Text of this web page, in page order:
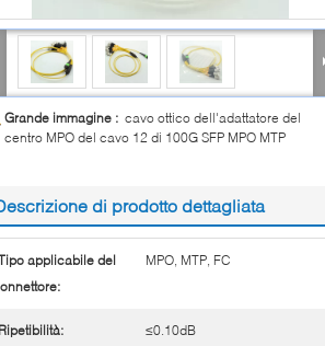
Grande immagine : cavo ottico dell'adattatore del
centro MPO del cavo 12 di 100G SFP MPO MTP
di prodotto dettagliata
applicabile del
MPO, MTP, FC
≤0.10dB